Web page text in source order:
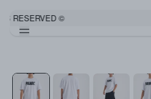
RESERVED ©